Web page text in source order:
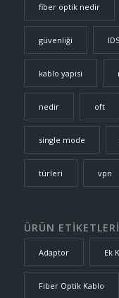
fiber optik nedir
güvenliği IDS
kablo yapisi
nedir oft
single mode
türleri vpn
ÜRÜN ETİKETLERİ
Adaptor Ek
Fiber Optik Kablo